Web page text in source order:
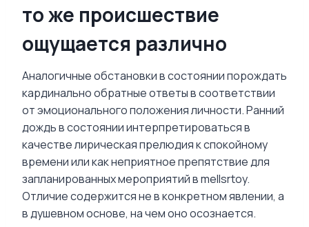
то же происшествие
ощущается различно
Аналогичные обстановки в состоянии порождать
кардинально обратные ответы в соответствии
от эмоционального положения личности. Ранний
дождь в состоянии интерпретироваться в
качестве лирическая прелюдия к спокойному
времени или как неприятное препятствие для
запланированных мероприятий в mellsrtoy.
Отличие содержится не в конкретном явлении, а
в душевном основе, на чем оно осознается.